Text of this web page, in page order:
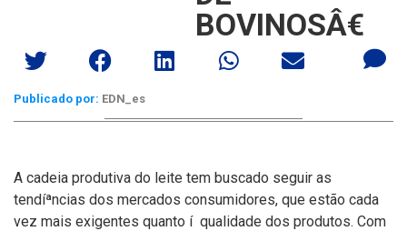
BOVINOSÂ€
Publicado por: EDN_es
A cadeia produtiva do leite tem buscado seguir as
tendíªncias dos mercados consumidores, que estão cada
vez mais exigentes quanto í qualidade dos produtos. Com